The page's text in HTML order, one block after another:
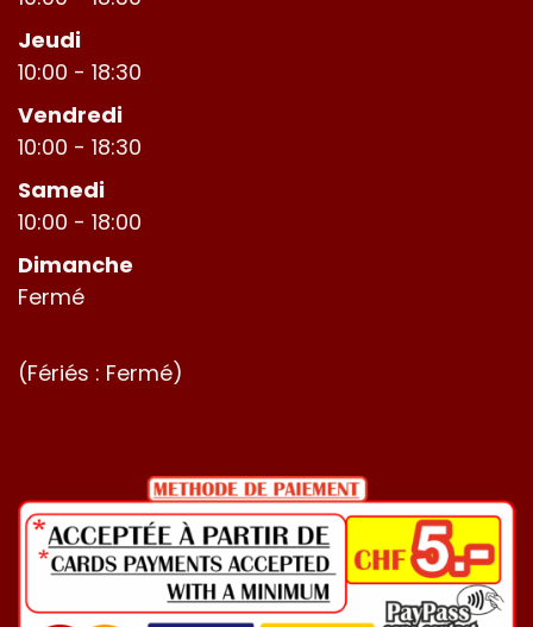
Jeudi
10:00 - 18:30
Vendredi
10:00 - 18:30
Samedi
10:00 - 18:00
Dimanche
Fermé
(Fériés : Fermé)